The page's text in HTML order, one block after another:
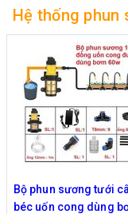
Hệ thống phun
Bộ phun sương tưới
béc uốn cong dùng